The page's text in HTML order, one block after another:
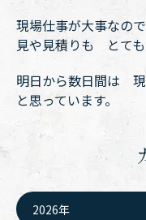
現場仕事が大事なの
見や見積りも とても
明日から数日間は
と思っています。
2026年